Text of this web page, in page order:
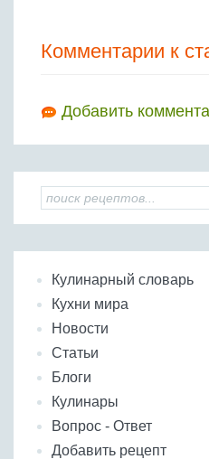
Комментарии к
Добавить
Кулинарный словарь
Кухни мира
Новости
Статьи
Блоги
Кулинары
Вопрос - Ответ
Добавить рецепт